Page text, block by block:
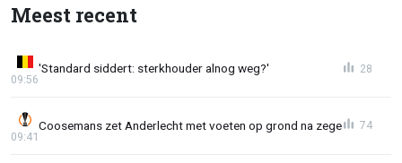
Meest recent
'Standard siddert: sterkhouder alnog weg?'
09:56
28
Coosemans zet Anderlecht met voeten op grond na zege
09:41
74